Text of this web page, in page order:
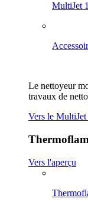
MultiJet
Le nettoyeur
travaux de
Vers le
Vers l'aperçu